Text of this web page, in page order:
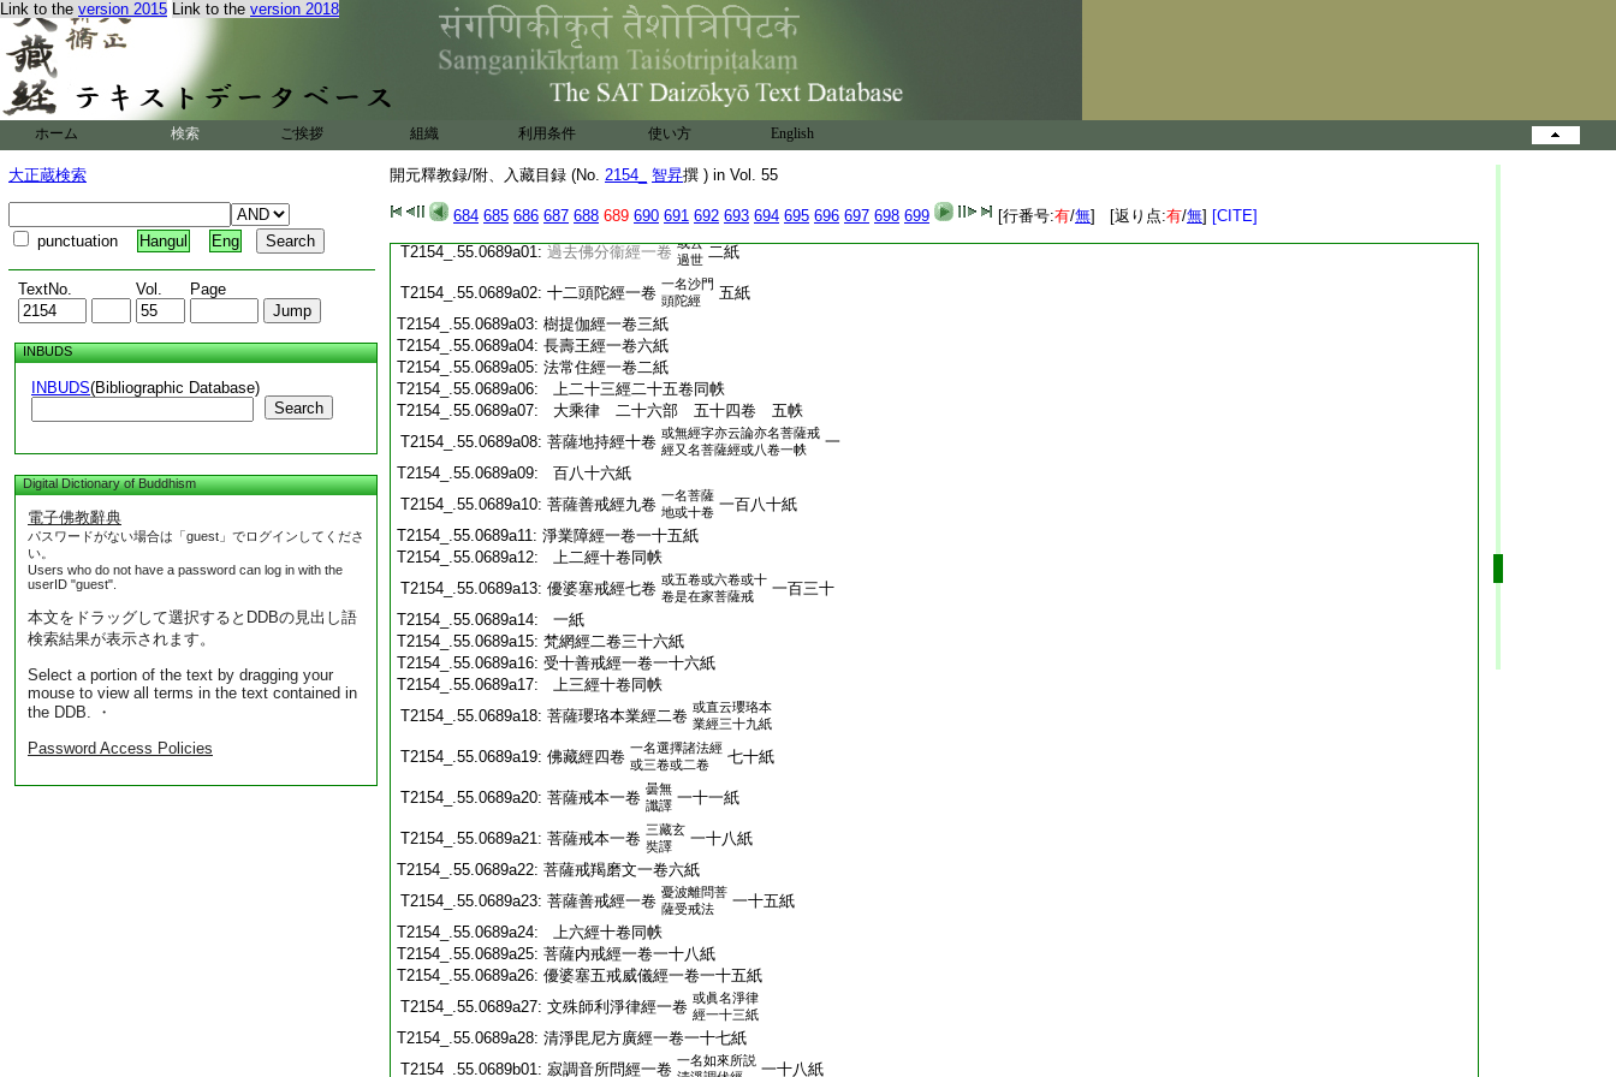
Link to the version 2015 Link to the version 2018
ホーム 検索 ご挨拶 組織 利用条件 使い方 English
大正蔵検索
punctuation Hangul Eng
TextNo. Vol. Page
INBUDS
INBUDS(Bibliographic Database)
Search
Digital Dictionary of Buddhism
電子佛教辭典
パスワードがない場合は「guest」でログインしてくださ
い。
Users who do not have a password can log in with the
userID "guest".
本文をドラッグして選択するとDDBの見出し語
検索結果が表示されます。
Select a portion of the text by dragging your
mouse to view all terms in the text contained in
the DDB. ・
Password Access Policies
開元釋教録/附、入藏目録 (No. 2154_ 智昇撰 ) in Vol. 55
684 685 686 687 688 689 690 691 692 693 694 695 696 697 698 699 [行番号:有/無] [返り点:有/無] [CITE]
T2154_.55.0688c23: 天王太子辟羅經一卷
亦云太子譬羅
經或無天王字 二紙
T2154_.55.0688c24: 優婆夷淨行法門經二卷
亦直云淨行經
或無經字
三十二紙
八大人覺經一卷一紙
T2154_.55.0688c26: 三品弟子經一卷 亦云弟子學
有三輩經
T2154_.55.0688c27: 四輩經一卷 或云四輩學經
三紙
T2154_.55.0688c28: 當來變經一卷 變識經
二紙
T2154_.55.0689a01: 過去佛分衞經一卷 或云
過世 二紙
T2154_.55.0689a02: 十二頭陀經一卷 一名沙門
頭陀經
五紙
T2154_.55.0689a03: 樹提伽經一卷三紙
T2154_.55.0689a04: 長壽王經一卷六紙
T2154_.55.0689a05: 法常住經一卷二紙
T2154_.55.0689a06:
上二十三經二十五卷同帙
T2154_.55.0689a07:
大乘律 二十六部 五十四卷 五帙
T2154_.55.0689a08: 菩薩地持經十卷 或無經字亦云論亦名菩薩戒
經又名菩薩經或八卷一帙
一
T2154_.55.0689a09:
百八十六紙
T2154_.55.0689a10: 菩薩善戒經九卷 一名菩薩
地或十卷 一百八十紙
T2154_.55.0689a11: 淨業障經一卷一十五紙
T2154_.55.0689a12:
上二經十卷同帙
T2154_.55.0689a13: 優婆塞戒經七卷 或五卷或六卷或十
卷是在家菩薩戒
一百三十
T2154_.55.0689a14:
一紙
T2154_.55.0689a15: 梵網經二卷三十六紙
T2154_.55.0689a16: 受十善戒經一卷一十六紙
T2154_.55.0689a17:
上三經十卷同帙
T2154_.55.0689a18: 菩薩瓔珞本業經二卷 或直云瓔珞本
業經三十九紙
T2154_.55.0689a19: 佛藏經四卷 一名選擇諸法經
或三卷或二卷
七十紙
T2154_.55.0689a20: 菩薩戒本一卷 曇無
讖譯 一十一紙
T2154_.55.0689a21: 菩薩戒本一卷 三藏玄
奘譯
一十八紙
T2154_.55.0689a22: 菩薩戒羯磨文一卷六紙
T2154_.55.0689a23: 菩薩善戒經一卷 憂波離問菩
薩受戒法
一十五紙
T2154_.55.0689a24:
上六經十卷同帙
T2154_.55.0689a25: 菩薩内戒經一卷一十八紙
T2154_.55.0689a26: 優婆塞五戒威儀經一卷一十五紙
T2154_.55.0689a27: 文殊師利淨律經一卷 或眞名淨律
經一十三紙
T2154_.55.0689a28: 清淨毘尼方廣經一卷一十七紙
T2154_.55.0689b01: 寂調音所問經一卷 一名如來所説 一十八紙